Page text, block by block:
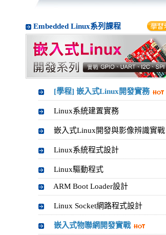
Embedded Linux系列課程
[學程] 嵌入式Linux開發實務
Linux系統建置實務
嵌入式Linux開發與影像辨識實戰
Linux系統程式設計
Linux驅動程式
ARM Boot Loader設計
Linux Socket網路程式設計
嵌入式物聯網開發實戰